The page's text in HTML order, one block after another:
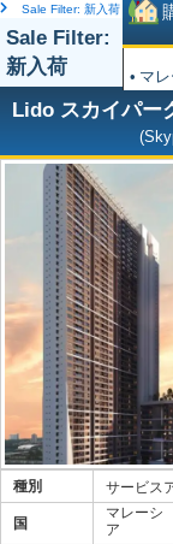
• マ
• 厳
• 物
• 不
• 査
• 土
• マ
オ
Sale Filter: 新入荷
Sale Filter:
新入荷
Lido スカイパー
種別 サービス
国
マレーシ
ア